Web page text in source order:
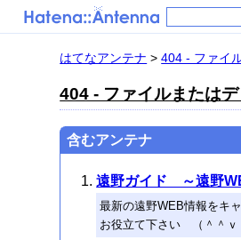
はてなアンテナ >404 - ファイ
404 - ファイルまたは
含むアンテナ
遠野ガイド ～遠野
最新の遠野WEB情報をキャ
お役立て下さい （＾＾ｖ